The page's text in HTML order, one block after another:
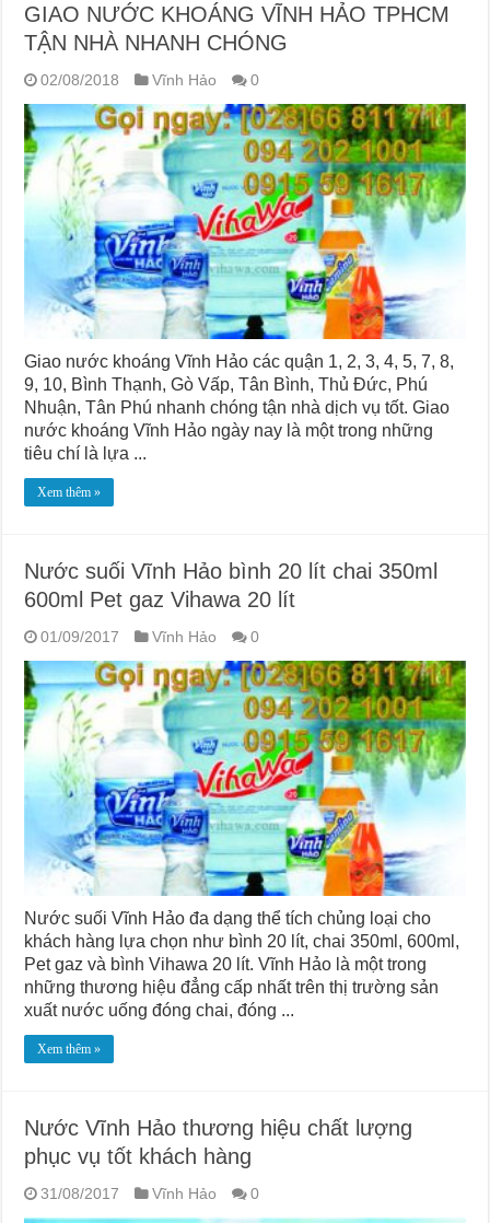
GIAO NƯỚC KHOÁNG VĨNH HẢO TPHCM
TẬN NHÀ NHANH CHÓNG
02/08/2018 Vĩnh Hảo 0
Giao nước khoáng Vĩnh Hảo các quận 1, 2, 3, 4, 5, 7, 8,
9, 10, Bình Thạnh, Gò Vấp, Tân Bình, Thủ Đức, Phú
Nhuận, Tân Phú nhanh chóng tận nhà dịch vụ tốt. Giao
nước khoáng Vĩnh Hảo ngày nay là một trong những
tiêu chí là lựa ...
Xem thêm »
Nước suối Vĩnh Hảo bình 20 lít chai 350ml
600ml Pet gaz Vihawa 20 lít
01/09/2017 Vĩnh Hảo 0
Nước suối Vĩnh Hảo đa dạng thể tích chủng loại cho
khách hàng lựa chọn như bình 20 lít, chai 350ml, 600ml,
Pet gaz và bình Vihawa 20 lít. Vĩnh Hảo là một trong
những thương hiệu đẳng cấp nhất trên thị trường sản
xuất nước uống đóng chai, đóng ...
Xem thêm »
Nước Vĩnh Hảo thương hiệu chất lượng
phục vụ tốt khách hàng
31/08/2017 Vĩnh Hảo 0